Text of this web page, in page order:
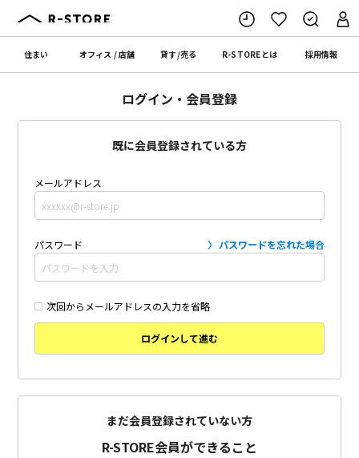
住まい オフィス /店舗 貸す/売る R-STOREとは 採用情報
ログイン・会員登録
既に会員登録されている方
メールアドレス
パスワード パスワードを忘れた場合
次回からメールアドレスの入力を省略
ログインして進む
まだ会員登録されていない方
R-STORE会員ができること